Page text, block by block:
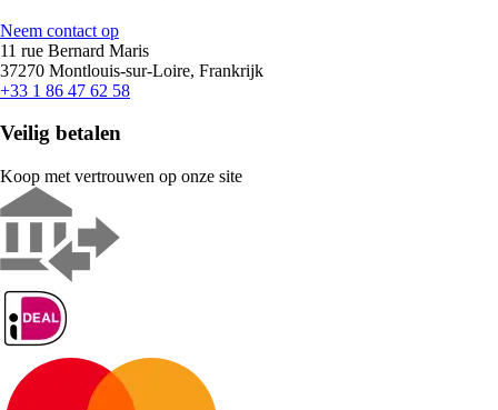
Neem contact op
11 rue Bernard Maris
37270 Montlouis-sur-Loire, Frankrijk
+33 1 86 47 62 58
Veilig betalen
Koop met vertrouwen op onze site